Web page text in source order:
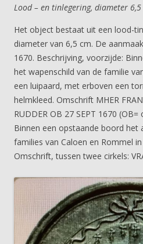
Lood – en tinlegering, diameter 6,5
Het object bestaat uit een lood-
diameter van 6,5 cm. De
1670. Beschrijving, voorzijde:
het wapenschild van de familie
een luipaard, met erboven een
helmkleed. Omschrift MHER
RUDDER OB 27 SEPT 1670
Binnen een opstaande boord het
families van Caloen en Rommel
Omschrift, tussen twee cirkels: